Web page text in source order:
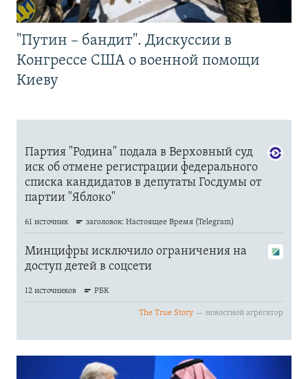
"Путин – бандит". Дискуссии в
Конгрессе США о военной помощи
Киеву